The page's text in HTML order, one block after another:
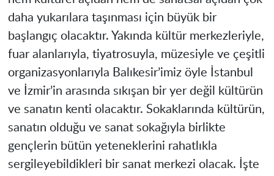
daha yukarılara taşınması için büyük bir
başlangıç olacaktır. Yakında kültür merkezleriyle,
fuar alanlarıyla, tiyatrosuyla, müzesiyle ve çeşitli
organizasyonlarıyla Balıkesir’imiz öyle İstanbul
ve İzmir’in arasında sıkışan bir yer değil kültürün
ve sanatın kenti olacaktır. Sokaklarında kültürün,
sanatın olduğu ve sanat sokağıyla birlikte
gençlerin bütün yeteneklerini rahatlıkla
sergileyebildikleri bir sanat merkezi olacak. İşte